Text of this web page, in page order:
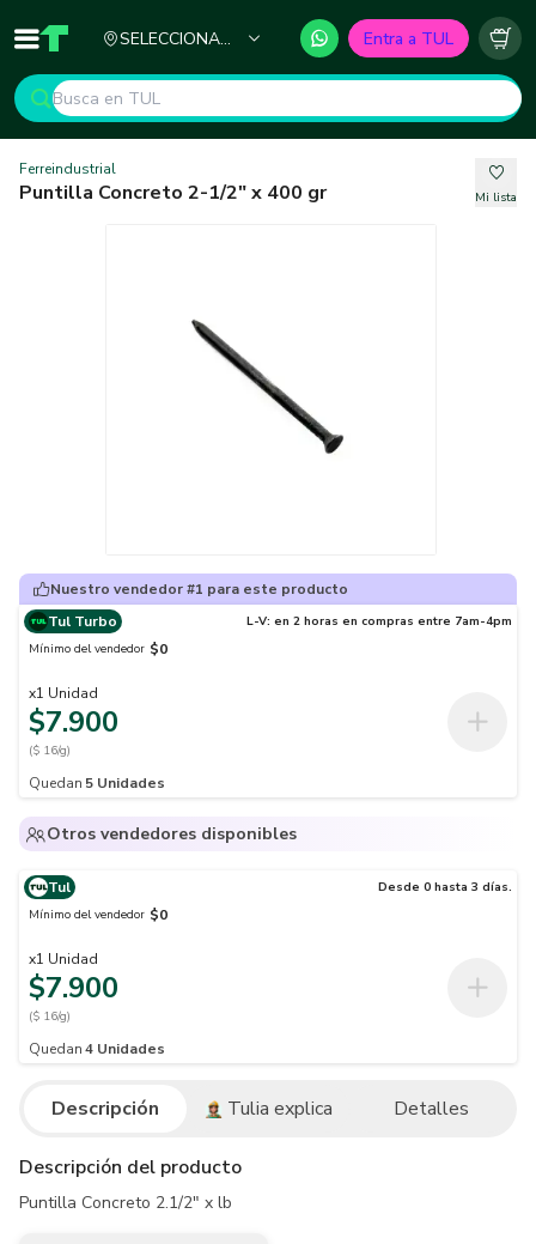
Inicio TUL - Tu Marketplace de Construcción
SELECCIONA
Entra a TUL
Ferreindustrial
Puntilla Concreto 2-1/2" x 400 gr Mi lista
Nuestro vendedor #1 para este producto
Tul Turbo
L-V: en 2 horas en compras entre 7am-4pm
Mínimo del vendedor $0
x1 Unidad
$7.900
($ 16/g)
Quedan 5 Unidades
Otros vendedores disponibles
Tul
Desde 0 hasta 3 días.
Mínimo del vendedor $0
x1 Unidad
$7.900
($ 16/g)
Quedan4 Unidades
Descripción Tulia explica Detalles
Descripción del producto
Puntilla Concreto 2.1/2" x lb